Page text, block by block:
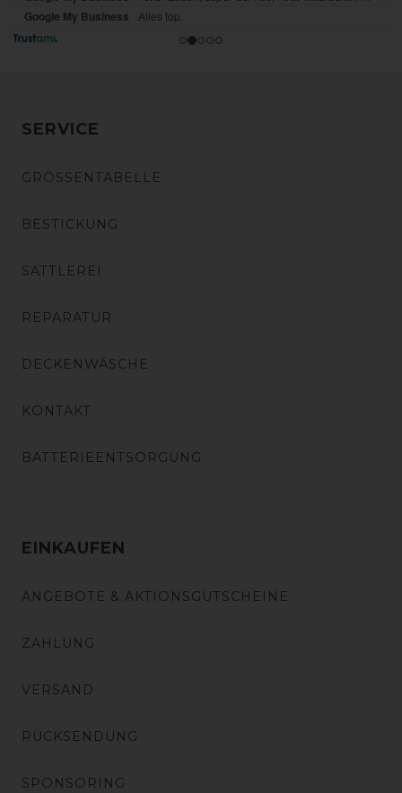
SERVICE
GRÖSSENTABELLE
BESTICKUNG
SATTLEREI
REPARATUR
DECKENWÄSCHE
KONTAKT
BATTERIEENTSORGUNG
EINKAUFEN
ANGEBOTE & AKTIONSGUTSCHEINE
ZAHLUNG
VERSAND
RÜCKSENDUNG
SPONSORING